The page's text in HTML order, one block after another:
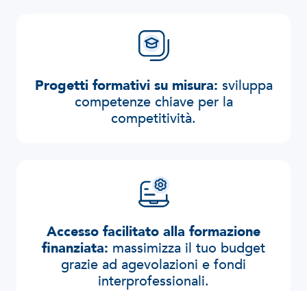
Progetti formativi su misura: sviluppa
competenze chiave per la
competitività.
Accesso facilitato alla formazione
finanziata: massimizza il tuo budget
grazie ad agevolazioni e fondi
interprofessionali.